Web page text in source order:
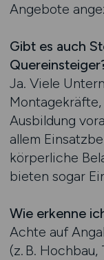
Angebote
Gibt es auch
Ja. Viele
Ausbildung
allem
körperliche
bieten sogar
Wie erkenne
Achte auf
(z. B.